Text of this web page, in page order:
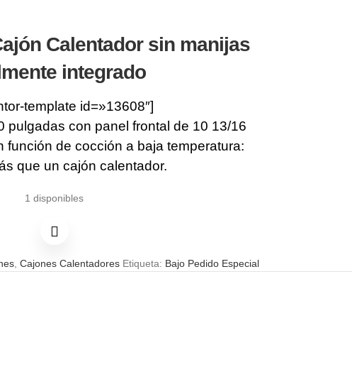
Calentador sin manijas
integrado
template id=»13608″]
pulgadas con panel frontal de 10 13/16
función de cocción a baja temperatura:
que un cajón calentador.
1 disponibles
Cajones Calentadores Etiqueta: Bajo Pedido Especial